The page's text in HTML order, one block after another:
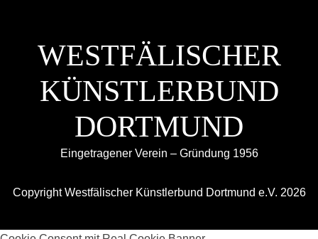
WESTFÄLISCHER
KÜNSTLERBUND
DORTMUND
Eingetragener Verein – Gründung 1956
Copyright Westfälischer Künstlerbund Dortmund e.V. 2026